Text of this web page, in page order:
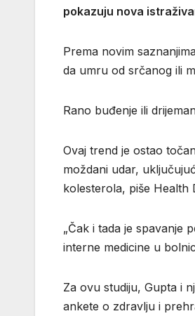
pokazuju nova
Prema novim
da umru od srčanog ili
Rano buđenje ili
Ovaj trend je ostao
moždani udar,
kolesterola, piše Health
„Čak i tada je spavanje
interne medicine u
Za ovu studiju, Gupta i
ankete o zdravlju i